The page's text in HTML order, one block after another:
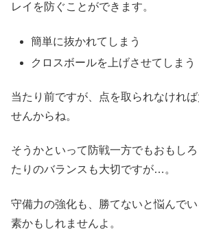
レイを防ぐことができます。
簡単に抜かれてしまう
クロスボールを上げさせてしまう
当たり前ですが、点を取られなけれ
せんからね。
そうかといって防戦一方でもおもし
たりのバランスも大切ですが…。
守備力の強化も、勝てないと悩んで
素かもしれませんよ。